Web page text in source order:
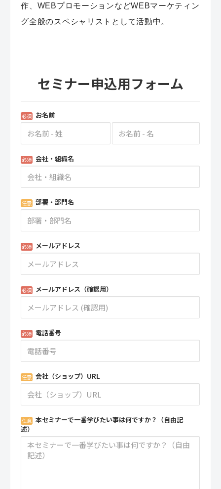
作、WEBプロモーションなどWEBマーケティン
グ全般のスペシャリストとして活動中。